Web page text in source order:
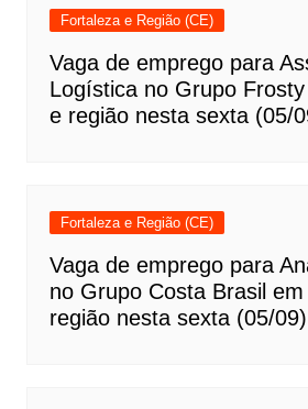
Fortaleza e Região (CE)
Vaga de emprego para
Logística no Grupo
e região nesta sexta (05/
Fortaleza e Região (CE)
Vaga de emprego para
no Grupo Costa Brasil
região nesta sexta (05/09)